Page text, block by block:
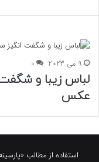
9 می 2023 0
لباس زیبا و
عکس
استفاده از مطالب